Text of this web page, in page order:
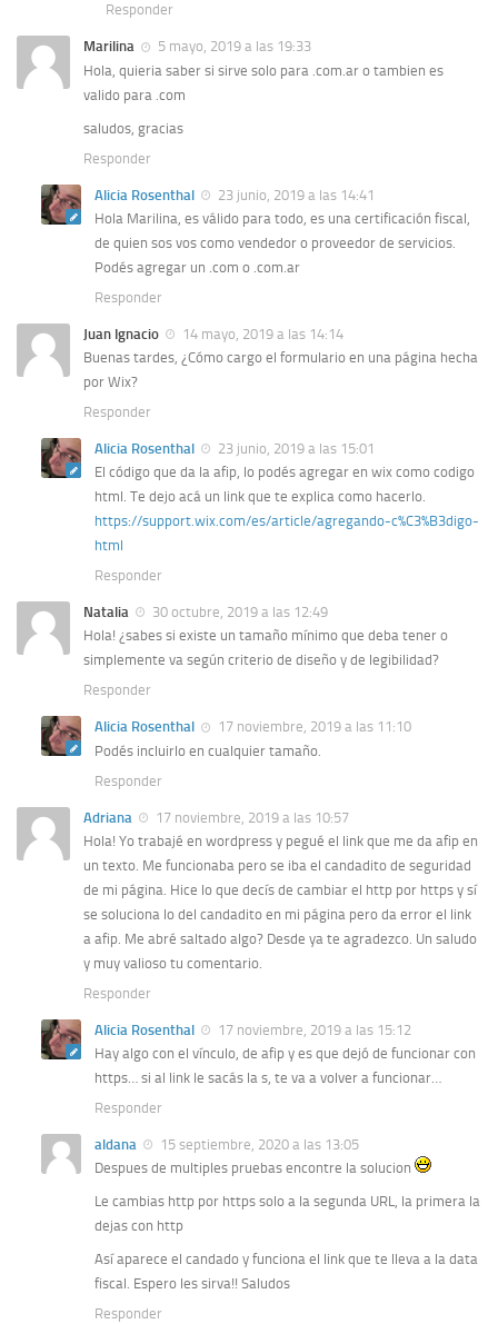
Responder
Marilina
5 mayo, 2019 a las 19:33
Hola, quieria saber si sirve solo para .com.ar o tambien es
valido para .com
saludos, gracias
Responder
Alicia Rosenthal
23 junio, 2019 a las 14:41
Hola Marilina, es válido para todo, es una certificación fiscal,
de quien sos vos como vendedor o proveedor de servicios.
Podés agregar un .com o .com.ar
Responder
Juan Ignacio
14 mayo, 2019 a las 14:14
Buenas tardes, ¿Cómo cargo el formulario en una página hecha
por Wix?
Responder
Alicia Rosenthal
23 junio, 2019 a las 15:01
El código que da la afip, lo podés agregar en wix como codigo
html. Te dejo acá un link que te explica como hacerlo.
https://support.wix.com/es/article/agregando-c%C3%B3digo-
html
Responder
Natalia
30 octubre, 2019 a las 12:49
Hola! ¿sabes si existe un tamaño mínimo que deba tener o
simplemente va según criterio de diseño y de legibilidad?
Responder
Alicia Rosenthal
17 noviembre, 2019 a las 11:10
Podés incluirlo en cualquier tamaño.
Responder
Adriana
17 noviembre, 2019 a las 10:57
Hola! Yo trabajé en wordpress y pegué el link que me da afip en
un texto. Me funcionaba pero se iba el candadito de seguridad
de mi página. Hice lo que decís de cambiar el http por https y sí
se soluciona lo del candadito en mi página pero da error el link
a afip. Me abré saltado algo? Desde ya te agradezco. Un saludo
y muy valioso tu comentario.
Responder
Alicia Rosenthal
17 noviembre, 2019 a las 15:12
Hay algo con el vínculo, de afip y es que dejó de funcionar con
https… si al link le sacás la s, te va a volver a funcionar…
Responder
aldana
15 septiembre, 2020 a las 13:05
Despues de multiples pruebas encontre la solucion
Le cambias http por https solo a la segunda URL, la primera la
dejas con http
Así aparece el candado y funciona el link que te lleva a la data
fiscal. Espero les sirva!! Saludos
Responder